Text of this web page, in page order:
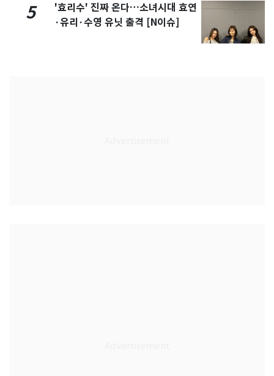
5
'효리수' 진짜 온다…소녀시대 효연
·유리·수영 유닛 출격 [N이슈]